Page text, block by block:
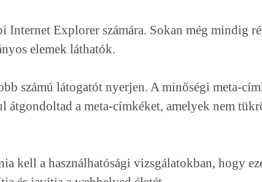
Explorer számára. Sokan még mindig
elemek láthatók.
számú látogatót nyerjen. A minőségi meta-
átgondoltad a meta-címkéket, amelyek nem
kell a használhatósági vizsgálatokban, hogy